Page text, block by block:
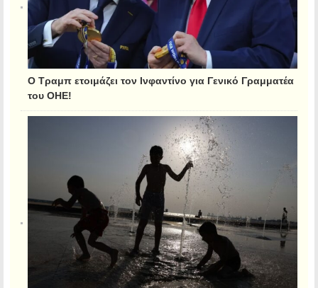
Ο Τραμπ ετοιμάζει τον Ινφαντίνο για Γενικό Γραμματέα
του ΟΗΕ!